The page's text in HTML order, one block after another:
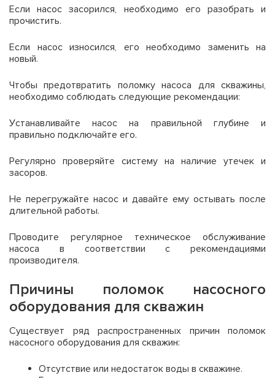
Если насос засорился, необходимо его разобрать и
прочистить.
Если насос износился, его необходимо заменить на
новый.
Чтобы предотвратить поломку насоса для скважины,
необходимо соблюдать следующие рекомендации:
Устанавливайте насос на правильной глубине и
правильно подключайте его.
Регулярно проверяйте систему на наличие утечек и
засоров.
Не перегружайте насос и давайте ему остывать после
длительной работы.
Проводите регулярное техническое обслуживание
насоса в соответствии с рекомендациями
производителя.
Причины поломок насосного
оборудования для скважин
Существует ряд распространенных причин поломок
насосного оборудования для скважин:
Отсутствие или недостаток воды в скважине.